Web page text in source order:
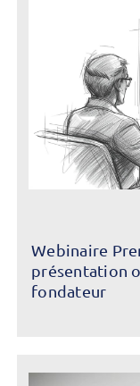
Webinaire
présentation
fondateur